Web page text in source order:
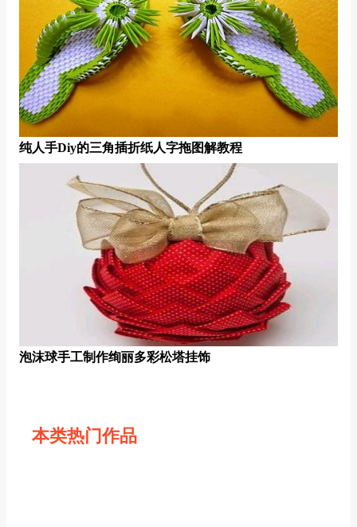
纯人手diy的三角插折纸人字拖图解教程
泡沫球手工制作绚丽多彩松塔挂饰
本类热门作品